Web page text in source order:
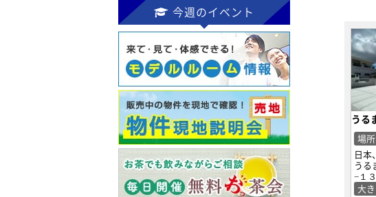
うる
場所
日本
うる
−１３
大
今週のイベント